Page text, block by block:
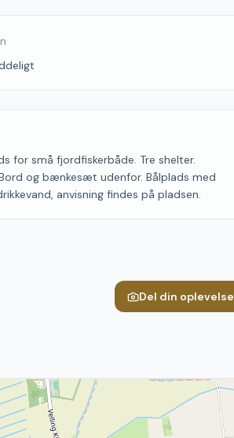
for små fjordfiskerbåde. Tre shelter.
og bænkesæt udenfor. Bålplads med
anvisning findes på pladsen.
Del din oplevelse